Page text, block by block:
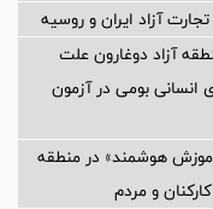
آزاد ایران و روسیه
آزاد دوغارون علت
بومی در آزمون
هوشمند» در منطقه
و مردم